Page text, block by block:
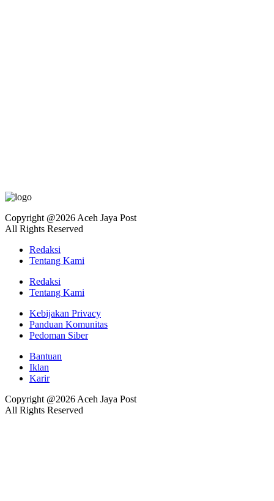
Copyright @2026 Aceh Jaya Post
All Rights Reserved
Redaksi
Tentang Kami
Redaksi
Tentang Kami
Kebijakan Privacy
Panduan Komunitas
Pedoman Siber
Bantuan
Iklan
Karir
Copyright @2026 Aceh Jaya Post
All Rights Reserved